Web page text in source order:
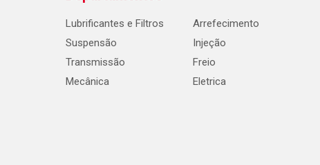
Lubrificantes e Filtros
Suspensão
Transmissão
Mecânica
Arrefecimento
Injeção
Freio
Eletrica